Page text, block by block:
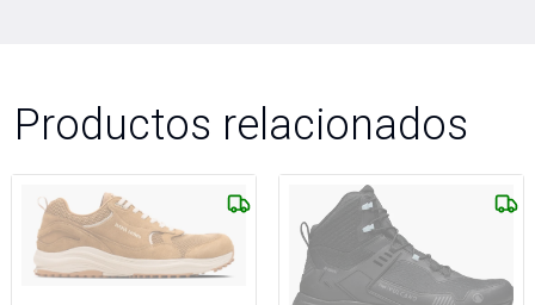
Productos relacionados